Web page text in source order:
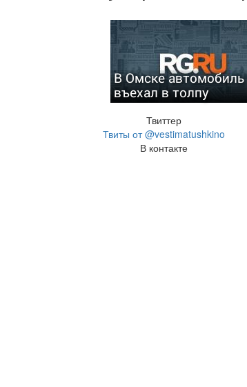
В Омске автомобиль
въехал в толпу
Твиттер
Твиты от @vestimatushkino
В контакте